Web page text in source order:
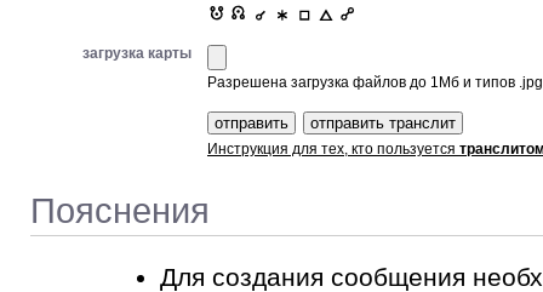
загрузка карты
Разрешена загрузка файлов до 1Мб и типов
Инструкция для тех, кто пользуется
Пояснения
Для создания сообщения